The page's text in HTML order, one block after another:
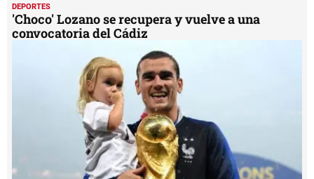
DEPORTES
'Choco' Lozano se recupera y vuelve a una
convocatoria del Cádiz